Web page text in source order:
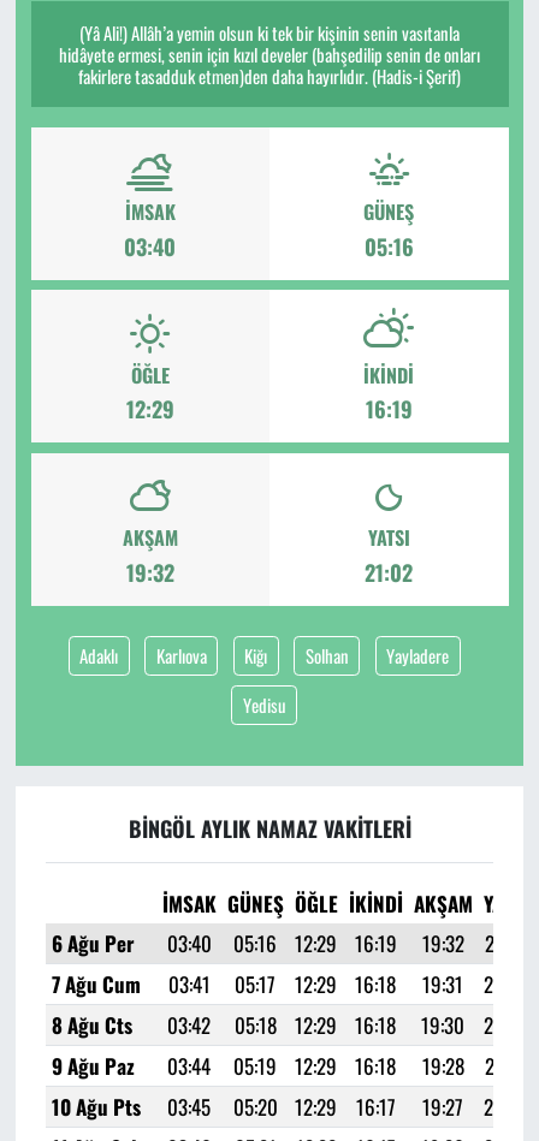
(Yâ Ali!) Allâh’a yemin olsun ki tek bir kişinin senin vasıtanla
hidâyete ermesi, senin için kızıl develer (bahşedilip senin de onları
fakirlere tasadduk etmen)den daha hayırlıdır. (Hadis-i Şerif)
İMSAK
03:40
GÜNEŞ
05:16
ÖĞLE
12:29
İKINDI
16:19
AKŞAM
19:32
YATSI
21:02
Adaklı Karlıova Kiğı Solhan
Yayladere
Yedisu
BINGÖL AYLIK NAMAZ VAKITLERI
İMSAK GÜNEŞ ÖĞLE İKINDI AKŞAM YATSI
6 Ağu Per
03:40 05:16 12:29 16:19 19:32
21:02
7 Ağu Cum
03:41 05:17 12:29 16:18 19:31
21:00
8 Ağu Cts
03:42 05:18 12:29 16:18 19:30
20:59
9 Ağu Paz
03:44 05:19 12:29 16:18 19:28
20:57
10 Ağu Pts
03:45 05:20 12:29 16:17 19:27
20:55